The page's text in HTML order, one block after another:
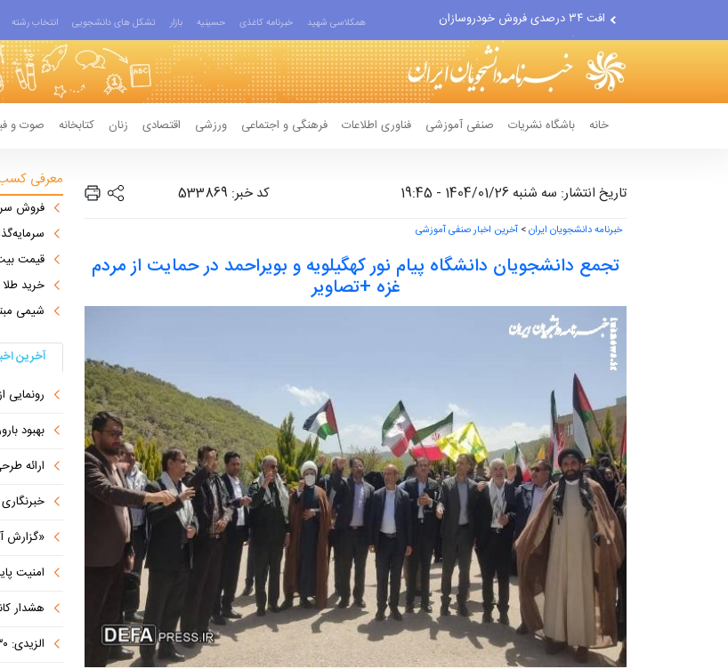
علل مرگ زنان در ایران
اعتراف رسانه‌های خارجی به...
همکلاسی شهید خبرنامه کاغذی حسینیه بازار تشکل های دانشجویی انتخاب رشته
خانه باشگاه نشریات صنفی آموزشی فناوری اطلاعات فرهنگی و اجتماعی ورزشی اقتصادی زنان کتابخانه صوت و
تاریخ انتشار: سه شنبه 1404/01/26 - 19:45 کد خبر: 533869
خبرنامه دانشجویان ایران> آخرین اخبار صنفی آموزشی
تجمع دانشجویان دانشگاه پیام نور کهگیلویه و بویراحمد در حمایت از مردم
غزه +تصاویر
معرفی
فروش
قیمت
خرید طلا
شیمی
آخرین
رونمایی
بهبود باروری زنان
ارائه
خبرنگاری
«گزارش
امنیت
هشدار کانادا
الزیدی: ۳۰ سپتامبر زمان نهایی خروج نیروهای ائتلاف آمریکا از عراق است